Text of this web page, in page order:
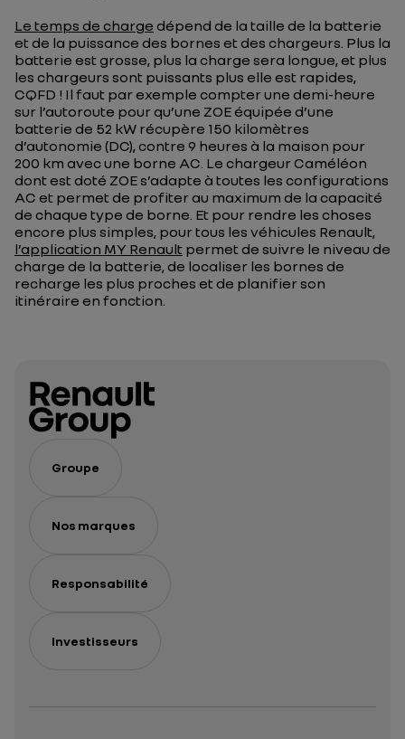
Le temps de charge dépend de la taille de la batterie
et de la puissance des bornes et des chargeurs. Plus la
batterie est grosse, plus la charge sera longue, et plus
les chargeurs sont puissants plus elle est rapides,
CQFD ! Il faut par exemple compter une demi-heure
sur l’autoroute pour qu’une ZOE équipée d’une
batterie de 52 kW récupère 150 kilomètres
d’autonomie (DC), contre 9 heures à la maison pour
200 km avec une borne AC. Le chargeur Caméléon
dont est doté ZOE s’adapte à toutes les configurations
AC et permet de profiter au maximum de la capacité
de chaque type de borne. Et pour rendre les choses
encore plus simples, pour tous les véhicules Renault,
l’application MY Renault permet de suivre le niveau de
charge de la batterie, de localiser les bornes de
recharge les plus proches et de planifier son
itinéraire en fonction.
Groupe
Nos marques
Responsabilité
Investisseurs